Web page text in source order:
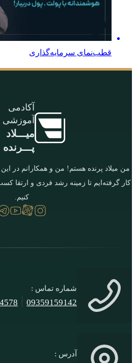
قطب‌نمای سرمایه‌گذاری
آکادمی
آموزشی
میـــلاد
پـــرنده
من میلاد پرنده هستم! من و همکارانم در
کار گرفته‌ایم تا زمینه رشد فردی و ارتقا
کنیم.
شماره تماس :
09359159142
آدرس :